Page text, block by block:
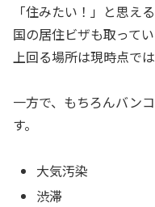
「住みたい！」と思え
国の居住ビザも取って
上回る場所は現時点で
一方で、もちろんバン
す。
大気汚染
渋滞